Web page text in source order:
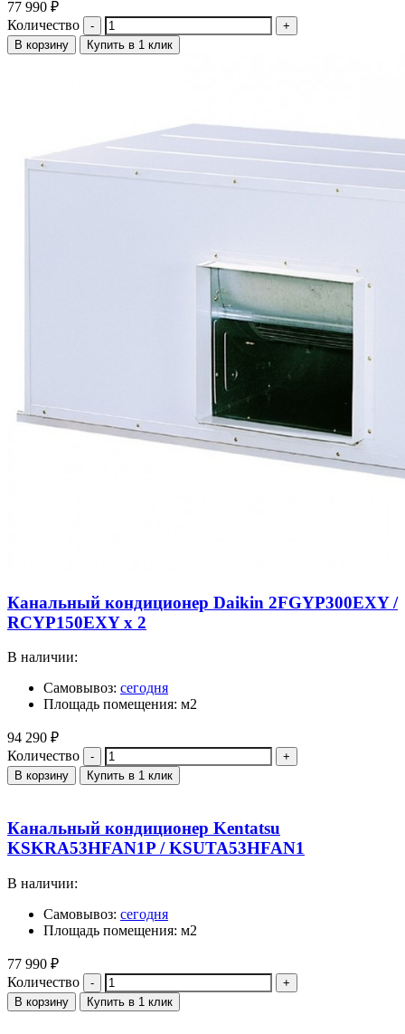
77 990 ₽
Количество
В корзину Купить в 1 клик
Канальный кондиционер Daikin 2FGYP300EXY /
RCYP150EXY x 2
В наличии:
Самовывоз: сегодня
Площадь помещения: м2
94 290 ₽
Количество
В корзину Купить в 1 клик
Канальный кондиционер Kentatsu
KSKRA53HFAN1P / KSUTA53HFAN1
В наличии:
Самовывоз: сегодня
Площадь помещения: м2
77 990 ₽
Количество
В корзину Купить в 1 клик